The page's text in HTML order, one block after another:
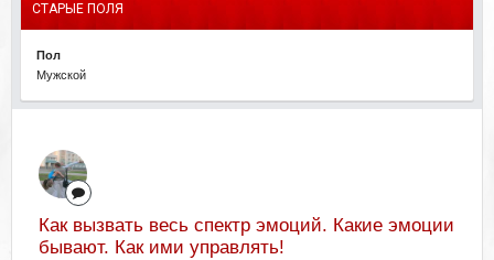
СТАРЫЕ ПОЛЯ
Пол
Мужской
Как вызвать весь спектр эмоций. Какие эмоции
бывают. Как ими управлять!